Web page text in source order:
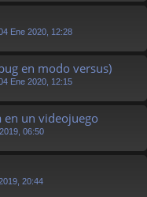
Ene 2020, 12:28
en modo versus)
Ene 2020, 12:15
en un videojuego
06:50
20:44